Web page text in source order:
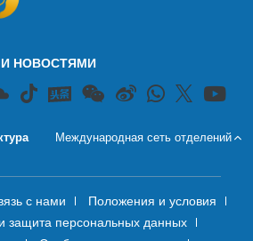
НОВОСТЯМИ
Международная сеть отделений
с нами
Положения и условия
защита персональных данных